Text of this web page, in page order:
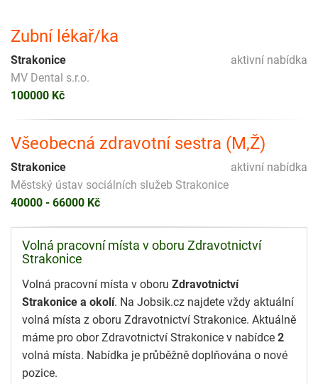
Zubní lékař/ka
aktivní nabídka
Strakonice
MV Dental s.r.o.
100000 Kč
Všeobecná zdravotní sestra (M,Ž)
aktivní nabídka
Strakonice
Městský ústav sociálních služeb Strakonice
40000 - 66000 Kč
Volná pracovní místa v oboru Zdravotnictví
Strakonice
Volná pracovní místa v oboru Zdravotnictví
Strakonice a okolí. Na Jobsik.cz najdete vždy aktuální
volná místa z oboru Zdravotnictví Strakonice. Aktuálně
máme pro obor Zdravotnictví Strakonice v nabídce 2
volná místa. Nabídka je průběžně doplňována o nové
pozice.